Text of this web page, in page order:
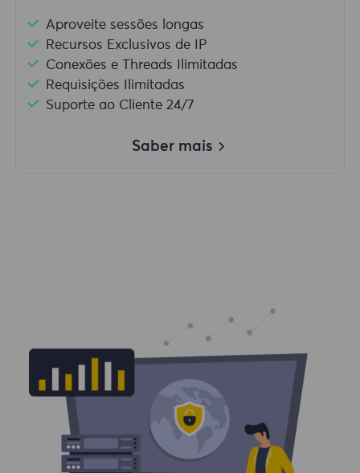
Aproveite sessões longas
Recursos Exclusivos de IP
Conexões e Threads Ilimitadas
Requisições Ilimitadas
Suporte ao Cliente 24/7
Saber mais